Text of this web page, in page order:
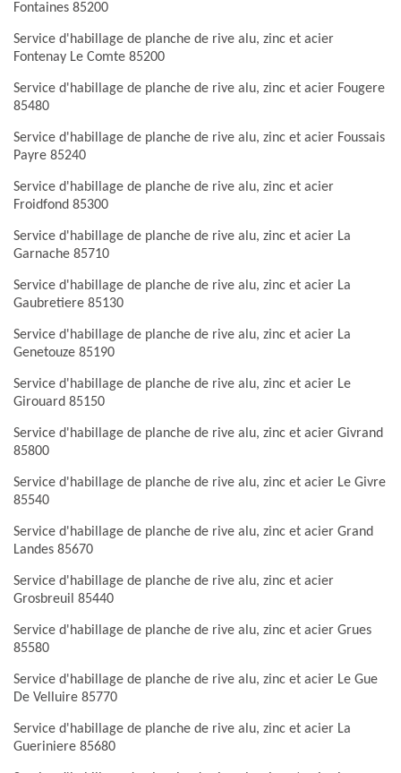
Fontaines 85200
Service d'habillage de planche de rive alu, zinc et acier
Fontenay Le Comte 85200
Service d'habillage de planche de rive alu, zinc et acier Fougere
85480
Service d'habillage de planche de rive alu, zinc et acier Foussais
Payre 85240
Service d'habillage de planche de rive alu, zinc et acier
Froidfond 85300
Service d'habillage de planche de rive alu, zinc et acier La
Garnache 85710
Service d'habillage de planche de rive alu, zinc et acier La
Gaubretiere 85130
Service d'habillage de planche de rive alu, zinc et acier La
Genetouze 85190
Service d'habillage de planche de rive alu, zinc et acier Le
Girouard 85150
Service d'habillage de planche de rive alu, zinc et acier Givrand
85800
Service d'habillage de planche de rive alu, zinc et acier Le Givre
85540
Service d'habillage de planche de rive alu, zinc et acier Grand
Landes 85670
Service d'habillage de planche de rive alu, zinc et acier
Grosbreuil 85440
Service d'habillage de planche de rive alu, zinc et acier Grues
85580
Service d'habillage de planche de rive alu, zinc et acier Le Gue
De Velluire 85770
Service d'habillage de planche de rive alu, zinc et acier La
Gueriniere 85680